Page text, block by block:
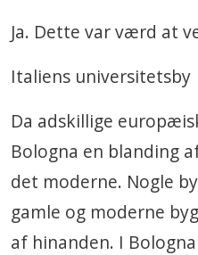
Ja. Dette var værd at
Italiens universitetsby
Da adskillige
Bologna en blanding
det moderne. Nogle
gamle og moderne
af hinanden. I